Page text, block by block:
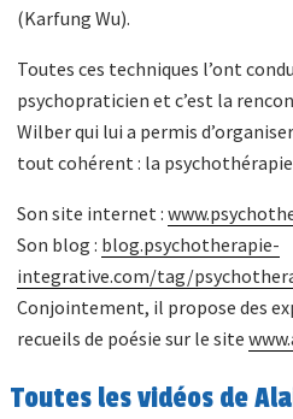
(Karfung Wu).
Toutes ces techniques l’ont
psychopraticien et c’est la
Wilber qui lui a permis
tout cohérent : la
Son site internet :
Son blog : blog.psychotherapie-
integrative.com/tag/
Conjointement, il propose des
recueils de poésie sur le site
Toutes les vidéos de